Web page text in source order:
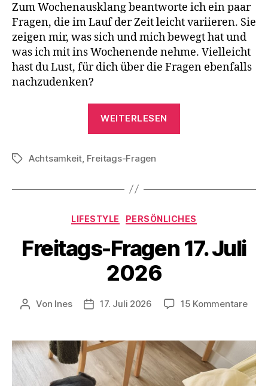
Zum Wochenausklang beantworte ich ein paar
Fragen, die im Lauf der Zeit leicht variieren. Sie
zeigen mir, was sich und mich bewegt hat und
was ich mit ins Wochenende nehme. Vielleicht
hast du Lust, für dich über die Fragen ebenfalls
nachzudenken?
WEITERLESEN
Schlagwörter
Achtsamkeit Freitags-Fragen
Kategorien
LIFESTYLE PERSÖNLICHES
Freitags-Fragen 17. Juli
2026
Beitragsautor
Von Ines Veröffentlichungsdatum
17. Juli 2026 15 Kommentarezu
17.
Juli